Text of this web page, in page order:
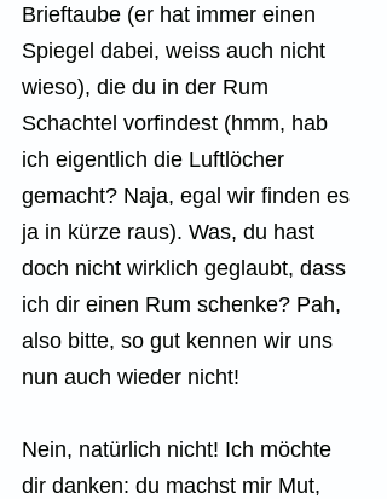
Brieftaube (er hat immer einen
Spiegel dabei, weiss auch nicht
wieso), die du in der Rum
Schachtel vorfindest (hmm, hab
ich eigentlich die Luftlöcher
gemacht? Naja, egal wir finden es
ja in kürze raus). Was, du hast
doch nicht wirklich geglaubt, dass
ich dir einen Rum schenke? Pah,
also bitte, so gut kennen wir uns
nun auch wieder nicht!
Nein, natürlich nicht! Ich möchte
dir danken: du machst mir Mut,